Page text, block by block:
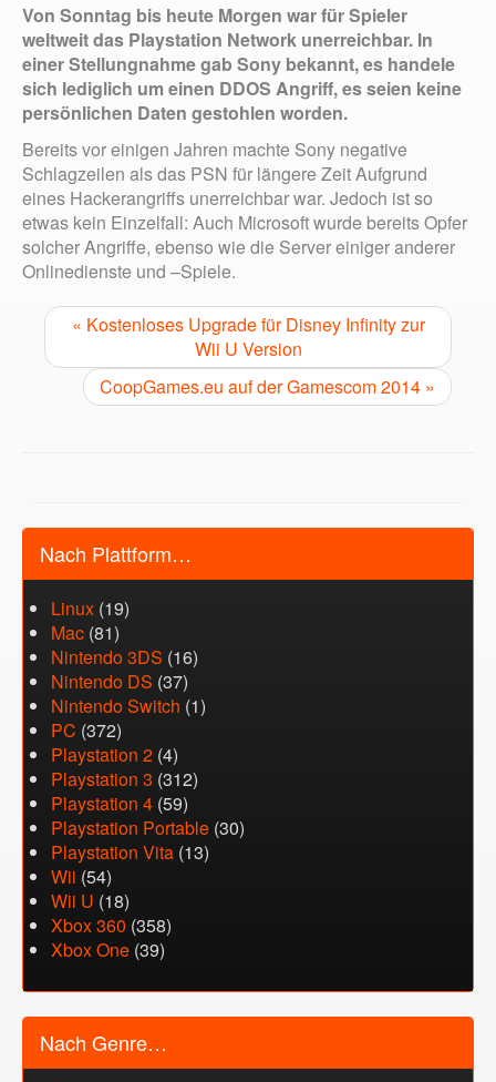
Von Sonntag bis heute Morgen war für Spieler
weltweit das Playstation Network unerreichbar. In
einer Stellungnahme gab Sony bekannt, es handele
sich lediglich um einen DDOS Angriff, es seien keine
persönlichen Daten gestohlen worden.
Bereits vor einigen Jahren machte Sony negative
Schlagzeilen als das PSN für längere Zeit Aufgrund
eines Hackerangriffs unerreichbar war. Jedoch ist so
etwas kein Einzelfall: Auch Microsoft wurde bereits Opfer
solcher Angriffe, ebenso wie die Server einiger anderer
Onlinedienste und –Spiele.
« Kostenloses Upgrade für Disney Infinity zur
Wii U Version
CoopGames.eu auf der Gamescom 2014 »
Nach Plattform…
Linux (19)
Mac (81)
Nintendo 3DS (16)
Nintendo DS (37)
Nintendo Switch (1)
PC (372)
Playstation 2 (4)
Playstation 3 (312)
Playstation 4 (59)
Playstation Portable (30)
Playstation Vita (13)
Wii (54)
Wii U (18)
Xbox 360 (358)
Xbox One (39)
Nach Genre…